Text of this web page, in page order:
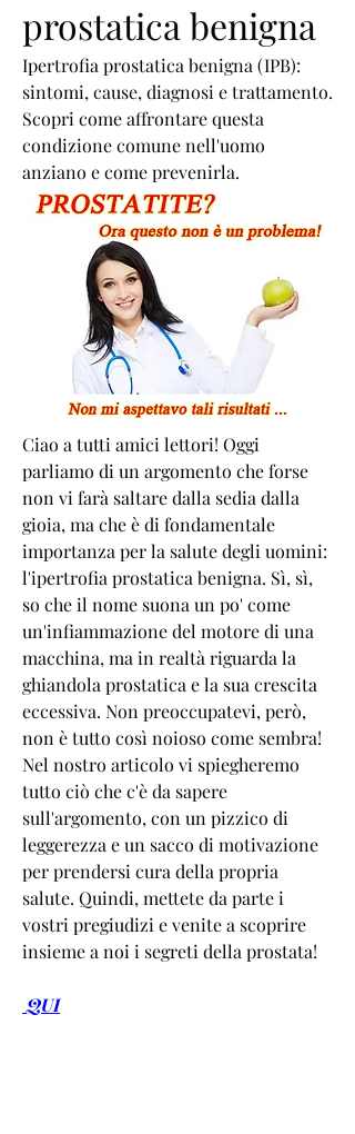
prostatica benigna
Ipertrofia prostatica benigna (IPB):
sintomi, cause, diagnosi e trattamento.
Scopri come affrontare questa
condizione comune nell'uomo
anziano e come prevenirla.
Ciao a tutti amici lettori! Oggi
parliamo di un argomento che forse
non vi farà saltare dalla sedia dalla
gioia, ma che è di fondamentale
importanza per la salute degli uomini:
l'ipertrofia prostatica benigna. Sì, sì,
so che il nome suona un po' come
un'infiammazione del motore di una
macchina, ma in realtà riguarda la
ghiandola prostatica e la sua crescita
eccessiva. Non preoccupatevi, però,
non è tutto così noioso come sembra!
Nel nostro articolo vi spiegheremo
tutto ciò che c'è da sapere
sull'argomento, con un pizzico di
leggerezza e un sacco di motivazione
per prendersi cura della propria
salute. Quindi, mettete da parte i
vostri pregiudizi e venite a scoprire
insieme a noi i segreti della prostata!
QUI